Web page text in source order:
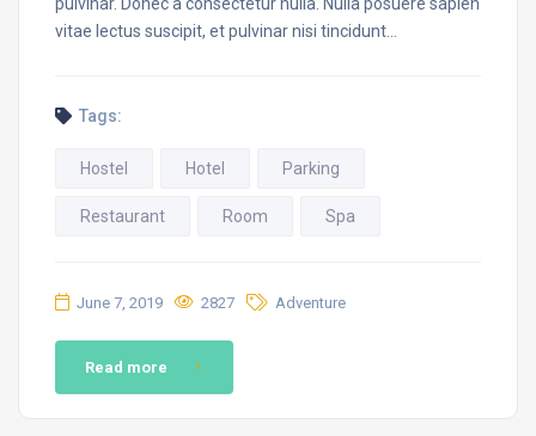
vitae lectus suscipit, et pulvinar nisi tincidunt…
Tags:
Hostel Hotel Parking
Restaurant Room Spa
June 7, 2019 2827 Adventure
Read more